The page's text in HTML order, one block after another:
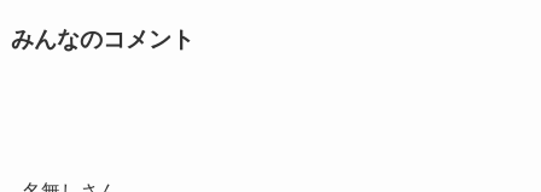
みんなのコメント